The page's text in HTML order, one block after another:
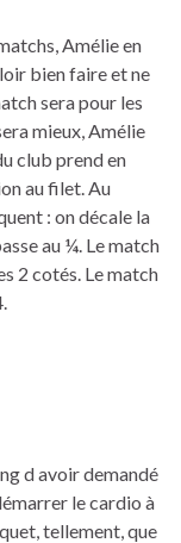
Amélie en
bien faire et ne
sera pour les
mieux, Amélie
club prend en
au filet. Au
: on décale la
au ¼. Le match
2 cotés. Le match
d avoir demandé
le cardio à
tellement, que